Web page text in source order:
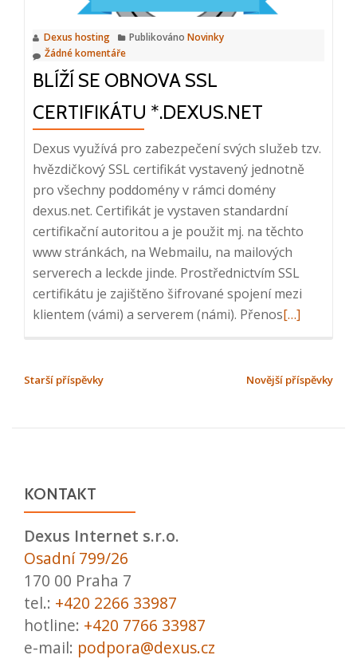
Dexus hosting Publikováno Novinky
Žádné komentáře
BLÍŽÍ SE OBNOVA SSL
CERTIFIKÁTU *.DEXUS.NET
Dexus využívá pro zabezpečení svých služeb tzv.
hvězdičkový SSL certifikát vystavený jednotně
pro všechny poddomény v rámci domény
dexus.net. Certifikát je vystaven standardní
certifikační autoritou a je použit mj. na těchto
www stránkách, na Webmailu, na mailových
serverech a leckde jinde. Prostřednictvím SSL
certifikátu je zajištěno šifrované spojení mezi
klientem (vámi) a serverem (námi). PřenosPřečtěte
o
[…]
NAVIGACE
Starší příspěvky Novější příspěvky
KONTAKT
Dexus Internet s.r.o.
Osadní 799/26
170 00 Praha 7
tel.: +420 2266 33987
hotline: +420 7766 33987
e-mail: podpora@dexus.cz